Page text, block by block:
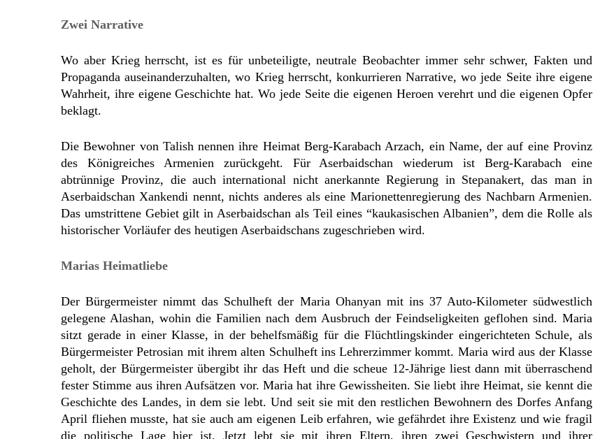
Zwei Narrative
Wo aber Krieg herrscht, ist es für unbeteiligte, neutrale Beobachter immer sehr schwer, Fakten und
Propaganda auseinanderzuhalten, wo Krieg herrscht, konkurrieren Narrative, wo jede Seite ihre eigene
Wahrheit, ihre eigene Geschichte hat. Wo jede Seite die eigenen Heroen verehrt und die eigenen Opfer
beklagt.
Die Bewohner von Talish nennen ihre Heimat Berg-Karabach Arzach, ein Name, der auf eine Provinz
des Königreiches Armenien zurückgeht. Für Aserbaidschan wiederum ist Berg-Karabach eine
abtrünnige Provinz, die auch international nicht anerkannte Regierung in Stepanakert, das man in
Aserbaidschan Xankendi nennt, nichts anderes als eine Marionettenregierung des Nachbarn Armenien.
Das umstrittene Gebiet gilt in Aserbaidschan als Teil eines “kaukasischen Albanien”, dem die Rolle als
historischer Vorläufer des heutigen Aserbaidschans zugeschrieben wird.
Marias Heimatliebe
Der Bürgermeister nimmt das Schulheft der Maria Ohanyan mit ins 37 Auto-Kilometer südwestlich
gelegene Alashan, wohin die Familien nach dem Ausbruch der Feindseligkeiten geflohen sind. Maria
sitzt gerade in einer Klasse, in der behelfsmäßig für die Flüchtlingskinder eingerichteten Schule, als
Bürgermeister Petrosian mit ihrem alten Schulheft ins Lehrerzimmer kommt. Maria wird aus der Klasse
geholt, der Bürgermeister übergibt ihr das Heft und die scheue 12-Jährige liest dann mit überraschend
fester Stimme aus ihren Aufsätzen vor. Maria hat ihre Gewissheiten. Sie liebt ihre Heimat, sie kennt die
Geschichte des Landes, in dem sie lebt. Und seit sie mit den restlichen Bewohnern des Dorfes Anfang
April fliehen musste, hat sie auch am eigenen Leib erfahren, wie gefährdet ihre Existenz und wie fragil
die politische Lage hier ist. Jetzt lebt sie mit ihren Eltern, ihren zwei Geschwistern und ihrer